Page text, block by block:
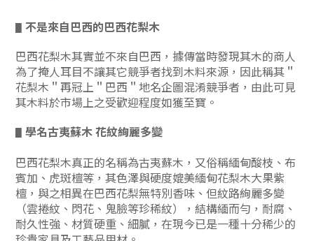
▋ 不是來自巴西的巴西花梨木
巴西花梨木其實並不來自巴西，據傳當時發現其木的商人
為了掩人耳目不讓其它競爭者找到木料來源，因此稱其＂
花梨木＂再冠上＂巴西＂地名企圖混淆競爭者，由此可見
其木料於市場上之受歡迎程度如獲至寶。
▋ 學名古夷蘇木 花紋絢麗多變
巴西花梨木真正的名稱為古夷蘇木，又俗稱緬甸酸枝、布
賓加、虎斑檀等，其色澤與硬度媲美緬甸花梨木大果紫
檀，與之相異在巴西花梨無特別香味、但紋路絢麗多變
（雲捲紋、閃花、鬼臉等珍稀紋）， 結構緬而勻，耐腐、
耐久性強、材質硬重、細膩，在現今已是一種十分稀少的